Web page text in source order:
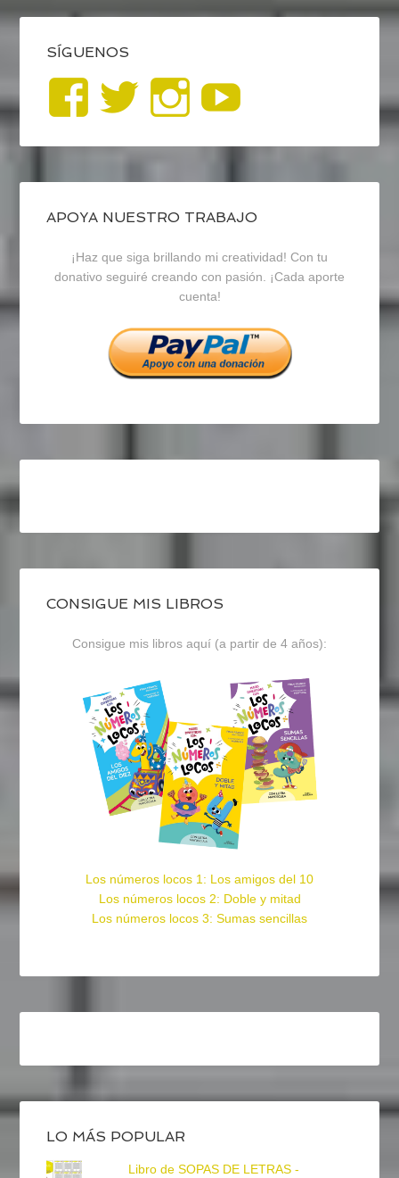
SÍGUENOS
Ver
perfil
de
blogrecursosep
en
Facebook
Ver
perfil
de
recursosep
en
Twitter
Ver
perfil
de
recursosep
en
Instagram
APOYA NUESTRO TRABAJO
¡Haz que siga brillando mi creatividad! Con tu
donativo seguiré creando con pasión. ¡Cada aporte
cuenta!
CONSIGUE MIS LIBROS
Consigue mis libros aquí (a partir de 4 años):
Los números locos 1: Los amigos del 10
Los números locos 2: Doble y mitad
Los números locos 3: Sumas sencillas
LO MÁS POPULAR
Libro de SOPAS DE LETRAS -